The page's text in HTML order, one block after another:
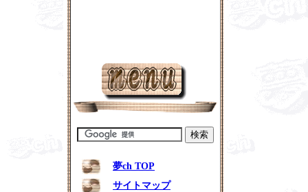
夢ch TOP
サイトマップ